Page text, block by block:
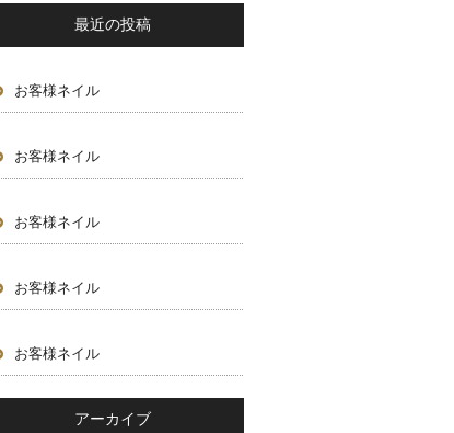
最近の投稿
お客様ネイル
お客様ネイル
お客様ネイル
お客様ネイル
お客様ネイル
アーカイブ